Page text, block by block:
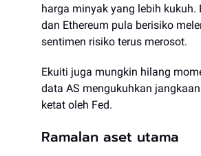
harga minyak yang lebih kukuh.
dan Ethereum pula berisiko
sentimen risiko terus merosot.
Ekuiti juga mungkin hilang
data AS mengukuhkan
ketat oleh Fed.
Ramalan aset utama